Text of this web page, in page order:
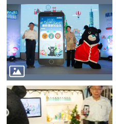
介
業
務
資
訊
線